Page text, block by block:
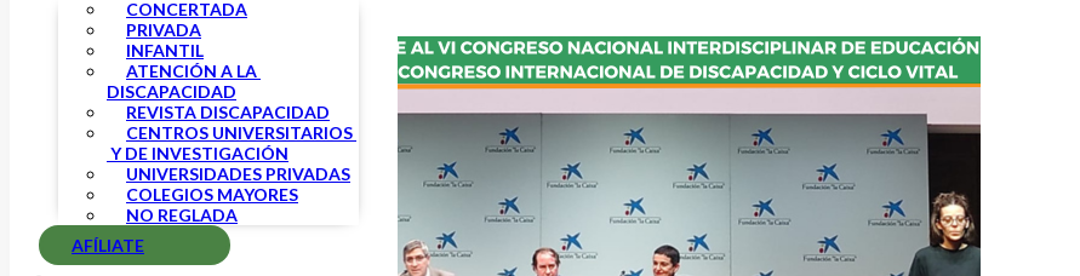
CONCERTADA
PRIVADA
INFANTIL
ATENCIÓN A LA
DISCAPACIDAD
REVISTA DISCAPACIDAD
CENTROS UNIVERSITARIOS
Y DE INVESTIGACIÓN
UNIVERSIDADES PRIVADAS
COLEGIOS MAYORES
NO REGLADA
AFÍLIATE